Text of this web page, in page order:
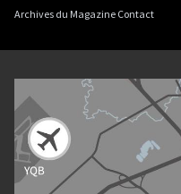
Archives du Magazine Contact